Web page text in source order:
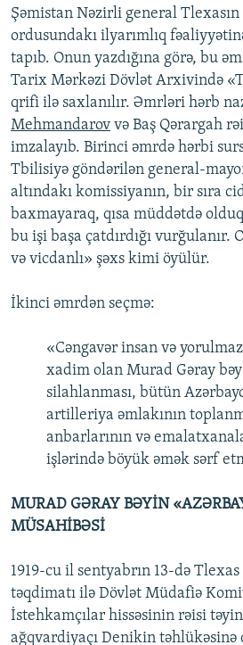
Şəmistan Nəzirli general
ordusundakı ilyarımlıq
tapıb. Onun yazdığına görə, bu
Tarix Mərkəzi Dövlət Arxivində
qrifi ilə saxlanılır. Əmrləri hərb
Mehmandarov və Baş Qərargah
imzalayıb. Birinci əmrdə hərbi
Tbilisiyə göndərilən general-
altındakı komissiyanın, bir sıra
baxmayaraq, qısa müddətdə
bu işi başa çatdırdığı
və vicdanlı» şəxs kimi öyülür.
İkinci əmrdən seçmə:
«Cəngavər insan və
xadim olan Murad Gəray
silahlanması, bütün
artilleriya əmlakının
anbarlarının və
işlərində böyük əmək sərf
MURAD GƏRAY BƏYİN
MÜSAHİBƏSİ
1919-cu il sentyabrın 13-də
təqdimatı ilə Dövlət Müdafiə
İstehkamçılar hissəsinin rəisi
ağqvardiyaçı Denikin təhlükəsinə